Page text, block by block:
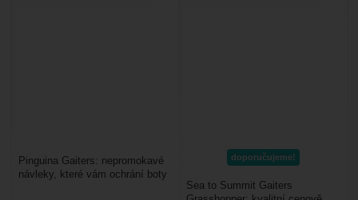
Pinguina Gaiters: nepromokavé
návleky, které vám ochrání boty
doporučujeme!
Sea to Summit Gaiters